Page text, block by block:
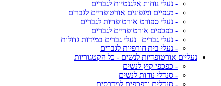
- נעלי נוחות אלגנטיות לגברים
- מגפיים ומגפונים אורטופדיים לגברים
- נעלי ספורט אורטופדיות לגברים
- כפכפים אורטופדיים לגברים
- נעלי גברים | נעלי גברים במידות גדולות
- נעלי בית חורפיות לגברים
נעליים אורטופדיות לנשים - כל הקטגוריות
- כפכפי קיץ לנשים
- סנדלי נוחות לנשים
- סנדלים וכפכפים למדרסים